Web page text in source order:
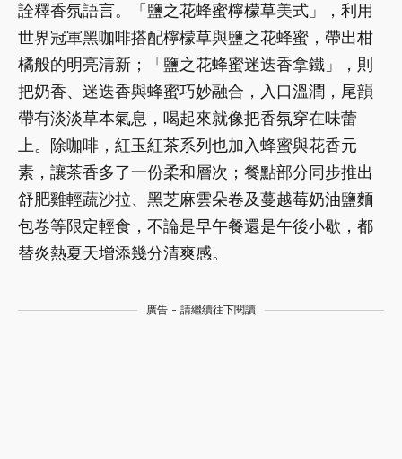
詮釋香氛語言。「鹽之花蜂蜜檸檬草美式」，利用
世界冠軍黑咖啡搭配檸檬草與鹽之花蜂蜜，帶出柑
橘般的明亮清新；「鹽之花蜂蜜迷迭香拿鐵」，則
把奶香、迷迭香與蜂蜜巧妙融合，入口溫潤，尾韻
帶有淡淡草本氣息，喝起來就像把香氛穿在味蕾
上。除咖啡，紅玉紅茶系列也加入蜂蜜與花香元
素，讓茶香多了一份柔和層次；餐點部分同步推出
舒肥雞輕蔬沙拉、黑芝麻雲朵卷及蔓越莓奶油鹽麵
包卷等限定輕食，不論是早午餐還是午後小歇，都
替炎熱夏天增添幾分清爽感。
廣告 - 請繼續往下閱讀